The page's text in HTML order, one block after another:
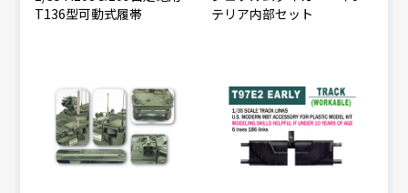
T136型可動式履帯
テリア内部セット